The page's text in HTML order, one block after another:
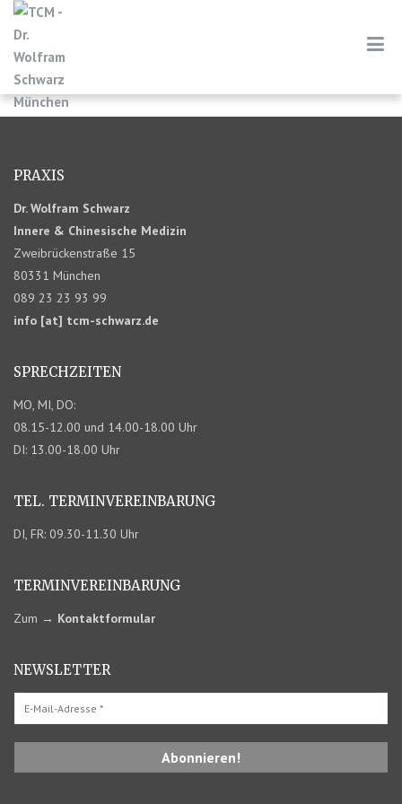
PRAXIS
Dr. Wolfram Schwarz
Innere & Chinesische Medizin
Zweibrückenstraße 15
80331 München
089 23 23 93 99
info [at] tcm-schwarz.de
SPRECHZEITEN
MO, MI, DO:
08.15-12.00 und 14.00-18.00 Uhr
DI: 13.00-18.00 Uhr
TEL. TERMIN­VEREINBARUNG
DI, FR: 09.30-11.30 Uhr
TERMIN­VEREINBARUNG
Zum → Kontaktformular
NEWSLETTER